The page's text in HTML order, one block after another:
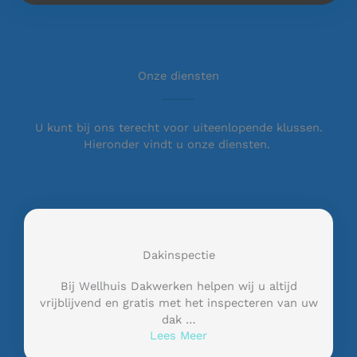
Onze diensten
U kunt bij ons terecht voor uiteenlopende klussen.
Hieronder vindt u onze diensten.
Dakinspectie
Bij Wellhuis Dakwerken helpen wij u altijd
vrijblijvend en gratis met het inspecteren van uw
dak …
Lees Meer